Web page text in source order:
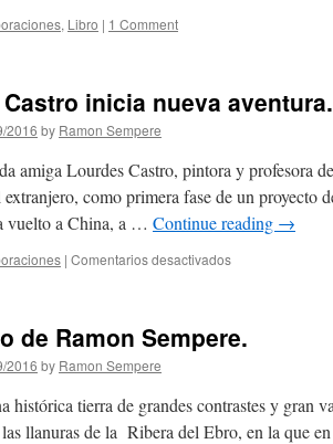
, Libro | 1 Comment
inicia nueva aventura.
2016 by Ramon Sempere
amiga Lourdes Castro, pintora y profesora
extranjero, como primera fase de un proyecto
vuelto a China, a … Continue reading →
| Comentarios desactivados
nueva
de Ramon Sempere.
2016 by Ramon Sempere
histórica tierra de grandes contrastes y gran
llanuras de la Ribera del Ebro, en la que